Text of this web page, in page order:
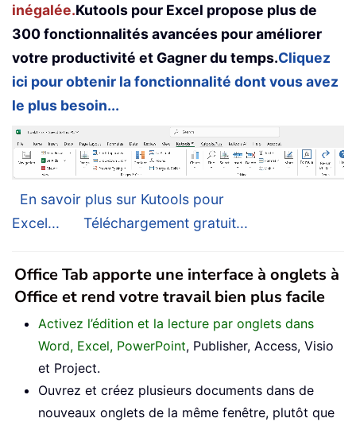
inégalée.Kutools pour Excel propose plus de
300 fonctionnalités avancées pour améliorer
votre productivité et Gagner du temps.Cliquez
ici pour obtenir la fonctionnalité dont vous avez
le plus besoin...
En savoir plus sur Kutools pour
Excel...
Téléchargement gratuit...
Office Tab apporte une interface à onglets à
Office et rend votre travail bien plus facile
Activez l’édition et la lecture par onglets dans
Word, Excel, PowerPoint, Publisher, Access, Visio
et Project.
Ouvrez et créez plusieurs documents dans de
nouveaux onglets de la même fenêtre, plutôt que